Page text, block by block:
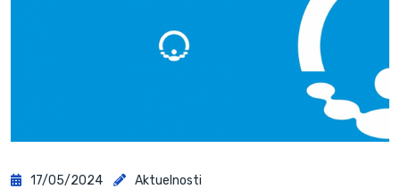
17/05/2024 Aktuelnosti